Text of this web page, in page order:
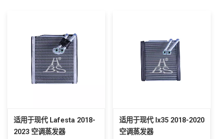
适用于现代 Lafesta 2018-
2023 空调蒸发器
适用于现代 Ix35 2018-2020
空调蒸发器